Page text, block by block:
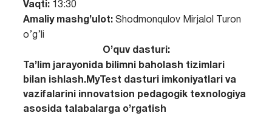
Vaqti:13:30
Amaliy mashg’ulot:Shodmonqulov Mirjalol Turon
o’g’li
O’quv dasturi:
Ta’lim jarayonida bilimni baholash tizimlari
bilan ishlash.MyTest dasturi imkoniyatlari va
vazifalarini innovatsion pedagogik texnologiya
asosida talabalarga o’rgatish